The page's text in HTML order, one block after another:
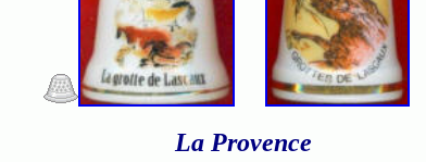
La Provence